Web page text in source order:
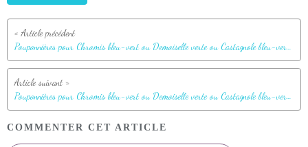
Pouponnières pour Chromis bleu-vert ou Demoiselle verte ou Castagnole bleu-vert, Bluegreen chromis or puller (Chromis viridis) - Pearl Havaiki - Atoll de Fakarava - Tuamotu - Polynésie française
Pouponnières pour Chromis bleu-vert ou Demoiselle verte ou Castagnole bleu-vert, Bluegreen chromis or puller (Chromis viridis) - Pearl Havaiki - Atoll de Fakarava - Tuamotu - Polynésie française
COMMENTER CET ARTICLE